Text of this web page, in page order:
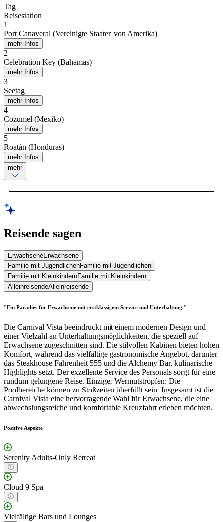
Tag
Reisestation
1
Port Canaveral (Vereinigte Staaten von Amerika)
mehr Infos
2
Celebration Key (Bahamas)
mehr Infos
3
Seetag
mehr Infos
4
Cozumel (Mexiko)
mehr Infos
5
Roatán (Honduras)
mehr Infos
mehr
Reisende sagen
ErwachseneErwachsene
Familie mit JugendlichenFamilie mit Jugendlichen
Familie mit KleinkindernFamilie mit Kleinkindern
AlleinreisendeAlleinreisende
"Ein Paradies für Erwachsene mit erstklassigem Service und Unterhaltung."
Die Carnival Vista beeindruckt mit einem modernen Design und
einer Vielzahl an Unterhaltungsmöglichkeiten, die speziell auf
Erwachsene zugeschnitten sind. Die stilvollen Kabinen bieten hohen
Komfort, während das vielfältige gastronomische Angebot, darunter
das Steakhouse Fahrenheit 555 und die Alchemy Bar, kulinarische
Highlights setzt. Der exzellente Service des Personals sorgt für eine
rundum gelungene Reise. Einziger Wermutstropfen: Die
Poolbereiche können zu Stoßzeiten überfüllt sein. Insgesamt ist die
Carnival Vista eine hervorragende Wahl für Erwachsene, die eine
abwechslungsreiche und komfortable Kreuzfahrt erleben möchten.
Positive Aspekte
Serenity Adults-Only Retreat
Cloud 9 Spa
Vielfältige Bars und Lounges